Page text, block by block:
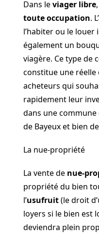
Dans leviager libre
toute occupation.
l’habiter ou le
également un
viagère. Ce type de
constitue une
acheteurs qui
rapidement leur
dans une
de Bayeux et bien
La nue-propriété
La vente de nue-
propriété du bien
l’usufruit(le droit
loyers si le bien est
deviendra plein